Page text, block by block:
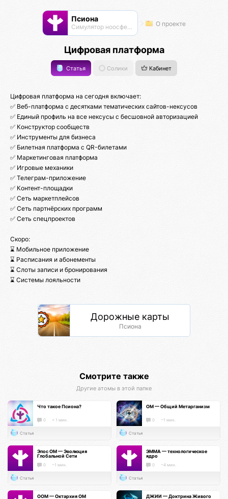
Псиона
Cимулятор ноосферы О проекте
Цифровая платформа
Статья Солики Кабинет
Цифровая платформа на сегодня включает:
✅ Веб-платформа с десятками тематических сайтов-нексусов
✅ Единый профиль на все нексусы с бесшовной авторизацией
✅ Конструктор сообществ
✅ Инструменты для бизнеса
✅ Билетная платформа с QR-билетами
✅ Маркетинговая платформа
✅ Игровые механики
✅ Телеграм-приложение
✅ Контент-площадки
✅ Сеть маркетплейсов
✅ Сеть партнёрских программ
✅ Сеть спецпроектов
Скоро:
⌛ Мобильное приложение
⌛ Расписания и абонементы
⌛ Слоты записи и бронирования
⌛ Системы лояльности
Дорожные карты
Псиона
Смотрите также
Другие атомы в этой папке
Что такое Псиона?
0 < 1 мин.
Статья
ОМ — Общий Метарганизм
0 ~1 мин.
Статья
Эпос ОМ — Эволюция
Глобальной Сети
0 ~1 мин.
Статья
ЭММА — технологическое
ядро
0 ~4 мин.
Статья
ООМ — Октархия ОМ
ДЖИИ — Доктрина Живого